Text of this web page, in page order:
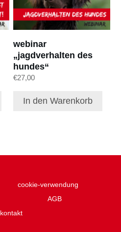
webinar
„jagdverhalten des
hundes“
€27,00
In den Warenkorb
cookie-verwendung
AGB
kontakt